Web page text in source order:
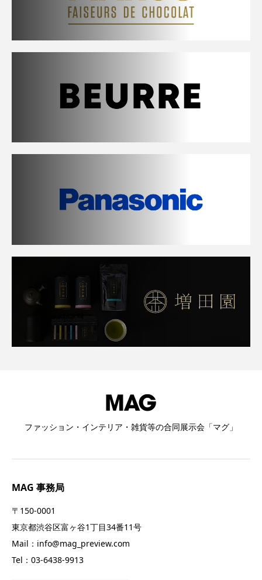
ファッション・インテリア・雑貨等の合同展示会「マグ」
MAG 事務局
〒150-0001
東京都渋谷区富ヶ谷1丁目34番11号
Mail：info@mag_preview.com
Tel：03-6438-9913